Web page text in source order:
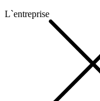
L`entreprise